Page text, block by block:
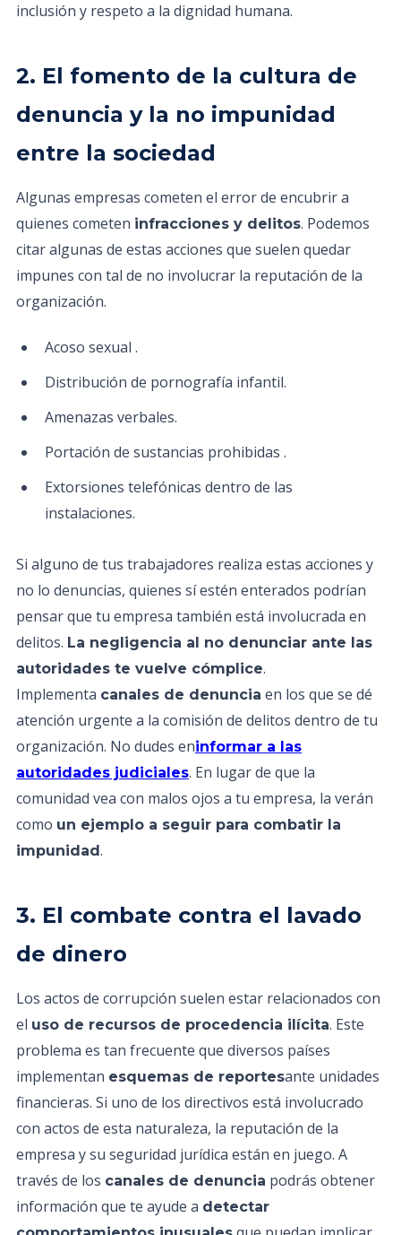
inclusión y respeto a la dignidad humana.
2. El fomento de la cultura de
denuncia y la no impunidad
entre la sociedad
Algunas empresas cometen el error de encubrir a
quienes cometen infracciones y delitos. Podemos
citar algunas de estas acciones que suelen quedar
impunes con tal de no involucrar la reputación de la
organización.
Acoso sexual .
Distribución de pornografía infantil.
Amenazas verbales.
Portación de sustancias prohibidas .
Extorsiones telefónicas dentro de las
instalaciones.
Si alguno de tus trabajadores realiza estas acciones y
no lo denuncias, quienes sí estén enterados podrían
pensar que tu empresa también está involucrada en
delitos. La negligencia al no denunciar ante las
autoridades te vuelve cómplice.
Implementa canales de denuncia en los que se dé
atención urgente a la comisión de delitos dentro de tu
organización. No dudes eninformar a las
autoridades judiciales. En lugar de que la
comunidad vea con malos ojos a tu empresa, la verán
como un ejemplo a seguir para combatir la
impunidad.
3. El combate contra el lavado
de dinero
Los actos de corrupción suelen estar relacionados con
el uso de recursos de procedencia ilícita. Este
problema es tan frecuente que diversos países
implementan esquemas de reportesante unidades
financieras. Si uno de los directivos está involucrado
con actos de esta naturaleza, la reputación de la
empresa y su seguridad jurídica están en juego. A
través de los canales de denuncia podrás obtener
información que te ayude a detectar